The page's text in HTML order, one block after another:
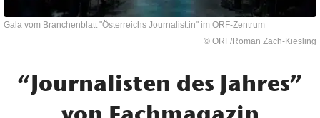
Gala vom Branchenblatt "Österreichs Journalist:in" im ORF-Zentrum
© ORF/Roman Zach-Kiesling
“Journalisten des Jahres”